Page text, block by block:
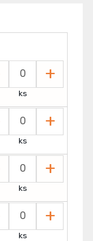
+
ks
+
ks
+
ks
+
ks